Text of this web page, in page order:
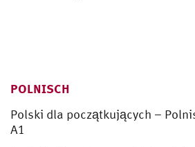
POLNISCH
Polski dla początkujących –
A1